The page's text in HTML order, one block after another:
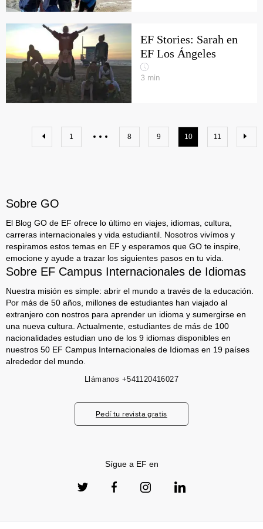
EF Stories: Sarah en
EF Los Ángeles
3 min
1 8 9 10 11
Sobre GO
El Blog GO de EF ofrece lo último en viajes, idiomas, cultura,
carreras internacionales y vida estudiantil. Nosotros vivímos y
respiramos estos temas en EF y esperamos que GO te inspire,
emocione y ayude a trazar los siguientes pasos en tu vida.
Sobre EF Campus Internacionales de Idiomas
Nuestra misión es simple: abrir el mundo a través de la educación.
Por más de 50 años, millones de estudiantes han viajado al
extranjero con nostros para aprender un idioma y sumergirse en
una nueva cultura. Actualmente, estudiantes de más de 100
nacionalidades estudian uno de los 9 idiomas disponibles en
nuestros 50 EF Campus Internacionales de Idiomas en 19 países
alrededor del mundo.
Llámanos +541120416027
Pedí tu revista gratis
Sígue a EF en